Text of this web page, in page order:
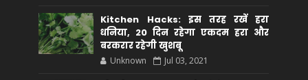
Kitchen Hacks: इस तरह रखें हरा
धनिया, 20 दिन रहेगा एकदम हरा और
बरकरार रहेगी खुशबू
Unknown Jul 03, 2021